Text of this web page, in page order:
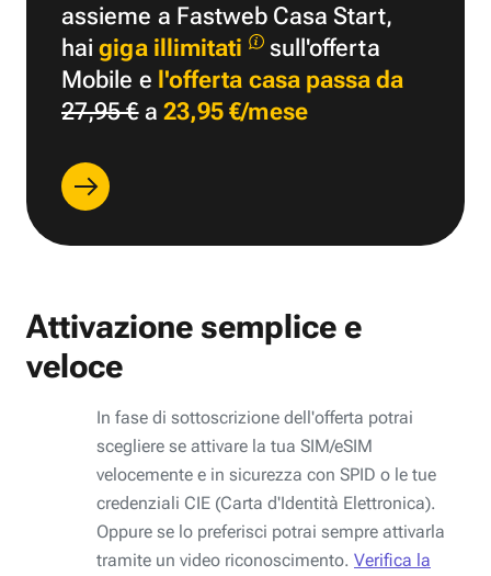
assieme a Fastweb Casa Start,
haigiga illimitati
sull'offerta
Mobile e l'offerta casa passa da
27,95 €a 23,95 €/mese
Attivazione semplice e
veloce
In fase di sottoscrizione dell'offerta potrai
scegliere se attivare la tua SIM/eSIM
velocemente e in sicurezza con SPID o le tue
credenziali CIE (Carta d'Identità Elettronica).
Oppure se lo preferisci potrai sempre attivarla
tramite un video riconoscimento. Verifica la